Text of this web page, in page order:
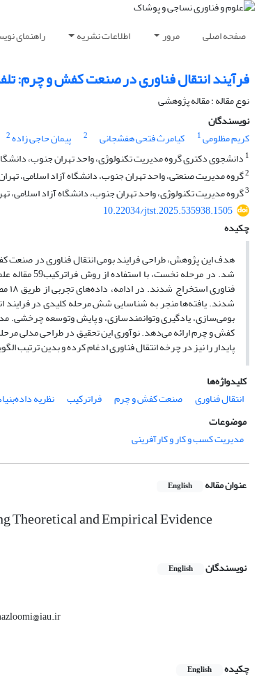
صفحه اصلی مرور اطلاعات نشریه راهنمای
فرآیند انتقال فناوری در صنعت کفش و چرم:
نوع مقاله : مقاله پژوهشی
نویسندگان
کریم مظلومی1 کیامرث فتحی هفشجانی 2 پیمان حاجی زاده2
1 دانشجوی دکتری گروه مدیریت تکنولوژی، واحد تهران جنوب، دانشگاه
2گروه مدیریت صنعتی، واحد تهران جنوب، دانشگاه آزاد اسلامی،
3گروه مدیریت تکنولوژی، واحد تهران جنوب، دانشگاه آزاد اسلامی،
10.22034/jtst.2025.535938.1505
چکیده
هدف این پژوهش، طراحی فرایند بومی انتقال فناوری در صنعت
شدند. یافته‌ها منجر به شناسایی شش مرحله کلیدی در فرایند
بومی‌سازی، یادگیری وتوانمندسازی، و پایش وتوسعه چرخشی.
کفش و چرم ارائه می‌دهد. نوآوری این تحقیق در طراحی مدلی
پایدار را نیز در چرخه انتقال فناوری ادغام کرده و بدین
کلیدواژه‌ها
انتقال فناوری
صنعت کفش و چرم فراترکیب
نظریه
موضوعات
مدیریت کسب و کار و کارآفرینی
عنوان مقاله English
Theoretical and Empirical Evidence
نویسندگان English
چکیده
English